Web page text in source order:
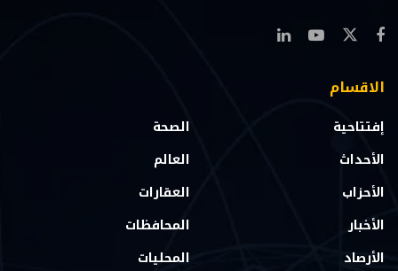
الاقسام
إفتتاحية
الأحداث
الأحزاب
الأخبار
الأرصاد
الصحة
العالم
العقارات
المحافظات
المحليات